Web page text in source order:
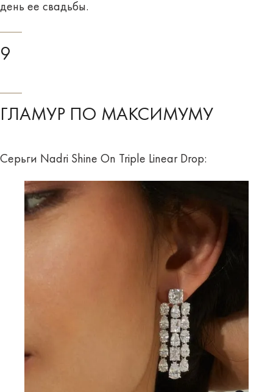
день ее свадьбы.
9
ГЛАМУР ПО МАКСИМУМУ
Серьги Nadri Shine On Triple Linear Drop: